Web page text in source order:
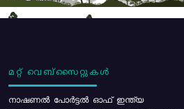
മറ്റ് വെബ്സൈറ്റുകൾ
നാഷണൽ പോർട്ടൽ ഓഫ് ഇന്ത്യ